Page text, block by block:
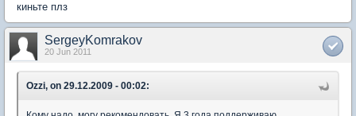
киньте плз
SergeyKomrakov
20 Jun 2011
Ozzi, on 29.12.2009 - 00:02: